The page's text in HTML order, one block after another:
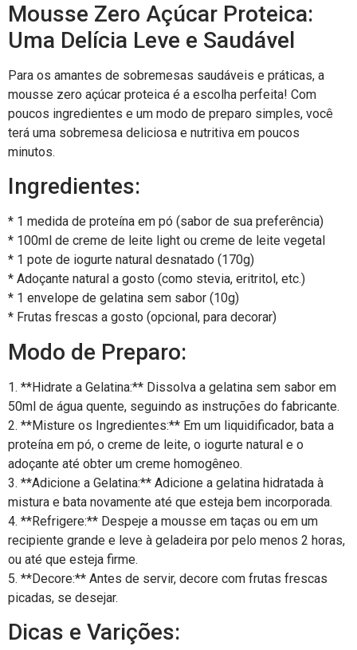
Mousse Zero Açúcar Proteica:
Uma Delícia Leve e Saudável
Para os amantes de sobremesas saudáveis e práticas, a
mousse zero açúcar proteica é a escolha perfeita! Com
poucos ingredientes e um modo de preparo simples, você
terá uma sobremesa deliciosa e nutritiva em poucos
minutos.
Ingredientes:
* 1 medida de proteína em pó (sabor de sua preferência)
* 100ml de creme de leite light ou creme de leite vegetal
* 1 pote de iogurte natural desnatado (170g)
* Adoçante natural a gosto (como stevia, eritritol, etc.)
* 1 envelope de gelatina sem sabor (10g)
* Frutas frescas a gosto (opcional, para decorar)
Modo de Preparo:
1. **Hidrate a Gelatina:** Dissolva a gelatina sem sabor em
50ml de água quente, seguindo as instruções do fabricante.
2. **Misture os Ingredientes:** Em um liquidificador, bata a
proteína em pó, o creme de leite, o iogurte natural e o
adoçante até obter um creme homogêneo.
3. **Adicione a Gelatina:** Adicione a gelatina hidratada à
mistura e bata novamente até que esteja bem incorporada.
4. **Refrigere:** Despeje a mousse em taças ou em um
recipiente grande e leve à geladeira por pelo menos 2 horas,
ou até que esteja firme.
5. **Decore:** Antes de servir, decore com frutas frescas
picadas, se desejar.
Dicas e Varições: